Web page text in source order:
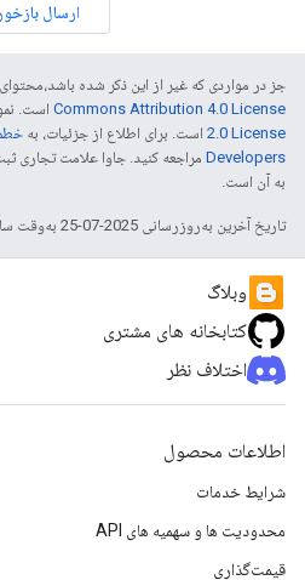
ارسال
جز در مواردی که غیر از این ذکر شده
Commons Attribution 4.0 License است.
2.0 License است. برای اطلاع از جزئیات، به
Developers‏
به آن است.
تاریخ آخرین به‌روزرسانی 2025-07-25 به‌وقت ساعت هماهنگ جهانی.
وبلاگ
کتابخانه های مشتری
اختلاف نظر
اطلاعات محصول
شرایط خدمات
محدودیت ها و سهمیه های API
قیمت‌گذاری